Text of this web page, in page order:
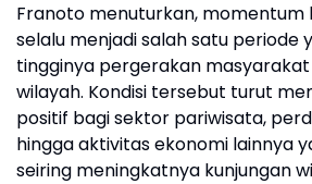
Franoto menuturkan, momentum
selalu menjadi salah satu periode
tingginya pergerakan
wilayah. Kondisi tersebut turut
positif bagi sektor pariwisata,
hingga aktivitas ekonomi lainnya
seiring meningkatnya kunjungan